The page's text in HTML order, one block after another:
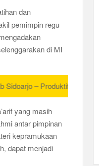
dan
pemimpin regu
di MI
– Produktif Bergerak, Maju
yang masih
antar pimpinan
kepramukaan
dapat menjadi